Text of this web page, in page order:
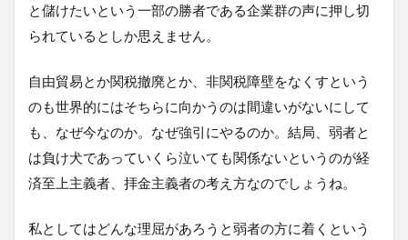
と儲けたいという一部の勝者である企業群の声に押し切
られているとしか思えません。
自由貿易とか関税撤廃とか、非関税障壁をなくすという
のも世界的にはそちらに向かうのは間違いがないにして
も、なぜ今なのか。なぜ強引にやるのか。結局、弱者と
は負け犬であっていくら泣いても関係ないというのが経
済至上主義者、拝金主義者の考え方なのでしょうね。
私としてはどんな理屈があろうと弱者の方に着くという